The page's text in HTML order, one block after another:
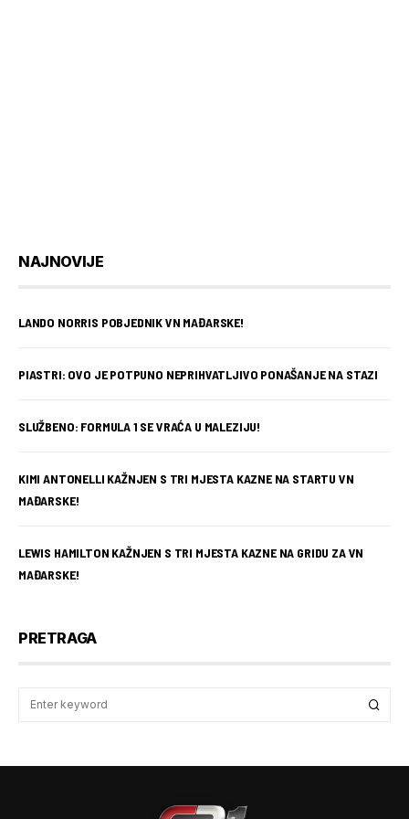
NAJNOVIJE
LANDO NORRIS POBJEDNIK VN MAĐARSKE!
PIASTRI: OVO JE POTPUNO NEPRIHVATLJIVO PONAŠANJE NA STAZI
SLUŽBENO: FORMULA 1 SE VRAĆA U MALEZIJU!
KIMI ANTONELLI KAŽNJEN S TRI MJESTA KAZNE NA STARTU VN
MAĐARSKE!
LEWIS HAMILTON KAŽNJEN S TRI MJESTA KAZNE NA GRIDU ZA VN
MAĐARSKE!
PRETRAGA